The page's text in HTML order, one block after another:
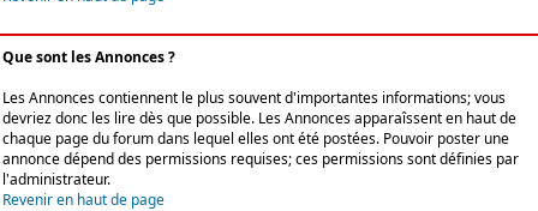
Que sont les Annonces ?
Les Annonces contiennent le plus souvent d'importantes informations; vous
devriez donc les lire dès que possible. Les Annonces apparaîssent en haut de
chaque page du forum dans lequel elles ont été postées. Pouvoir poster une
annonce dépend des permissions requises; ces permissions sont définies par
l'administrateur.
Revenir en haut de page